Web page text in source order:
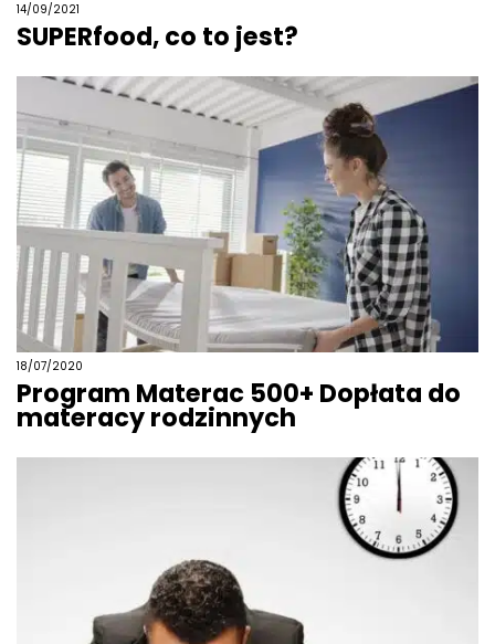
14/09/2021
SUPERfood, co to jest?
18/07/2020
Program Materac 500+ Dopłata do
materacy rodzinnych